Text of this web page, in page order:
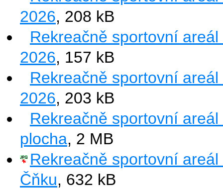
2026, 208 kB
Rekreačně sportovní
2026, 157 kB
Rekreačně sportovní
2026, 203 kB
Rekreačně sportovní
plocha, 2 MB
Rekreačně sportovní
Čňku, 632 kB